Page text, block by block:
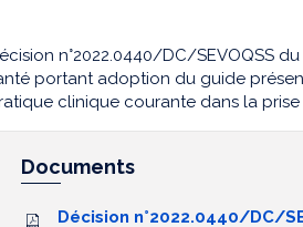
n°2022.0440/DC/SEVOQSS
portant adoption du guide
clinique courante dans la
Documents
Décision n°2022.0440/DC/